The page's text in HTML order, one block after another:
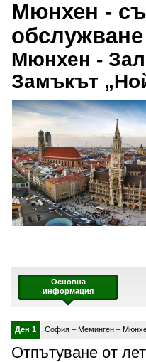
Мюнхен -
Мюнхен -
Замъкът
Основна
информация
Ден 1 София – Меминген –
Отпътуване от